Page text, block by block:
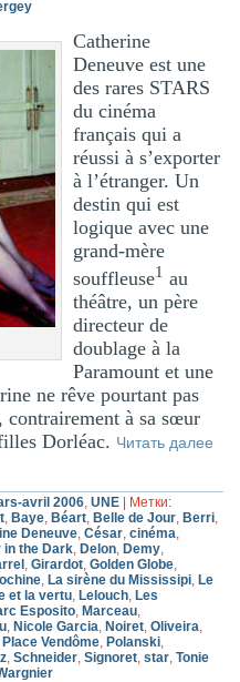
Catherine
Deneuve est une
des rares STARS
du cinéma
français qui a
réussi à s’exporter
à l’étranger. Un
destin qui est
logique avec une
grand-mère
souffleuse1 au
théâtre, un père
directeur de
doublage à la
Paramount et une
ne rêve pourtant pas
contrairement à sa sœur
Dorléac. Читать далее
avril 2006,UNE
Метки:
, Baye, Béart, Belle de Jour, Berri,
Deneuve,César,cinéma,
in the Dark, Delon, Demy,
,Girardot,Golden Globe,
, La sirène du Mississipi, Le
et la vertu, Lelouch, Les
Esposito, Marceau,
, Nicole Garcia, Noiret,Oliveira,
Place Vendôme, Polanski,
,Schneider,Signoret,star,Tonie